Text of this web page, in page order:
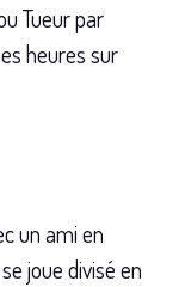
Tueur par
heures sur
un ami en
joue divisé en